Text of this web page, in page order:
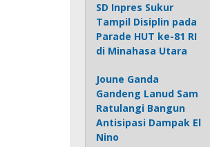
SD Inpres Sukur
Tampil Disiplin pada
Parade HUT ke-81 RI
di Minahasa Utara
Joune Ganda
Gandeng Lanud Sam
Ratulangi Bangun
Antisipasi Dampak El
Nino